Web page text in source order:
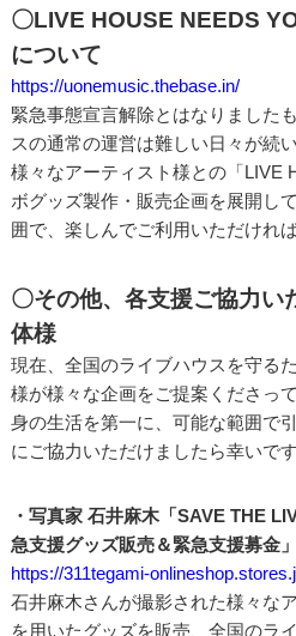
〇LIVE HOUSE NEEDS
について
https://uonemusic.thebase.in/
緊急事態宣言解除とはなりました
スの通常の運営は難しい日々が続
様々なアーティスト様との「LIVE
ボグッズ製作・販売企画を展開し
囲で、楽しんでご利用いただければ
〇その他、各支援ご協力い
体様
現在、全国のライブハウスを守る
様が様々な企画をご提案くださっ
身の生活を第一に、可能な範囲で
にご協力いただけましたら幸いです
・写真家 石井麻木「SAVE THE
急支援グッズ販売＆緊急支援募金」
https://311tegami-
石井麻木さんが撮影された様々な
を用いたグッズを販売、全国のラ